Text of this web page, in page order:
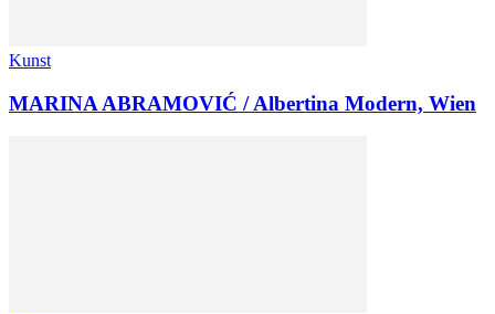
Kunst
MARINA ABRAMOVIĆ / Albertina Modern, Wien